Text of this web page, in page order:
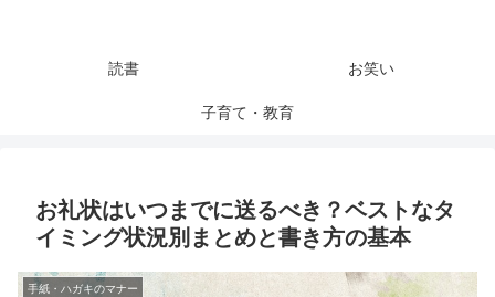
読書 お笑い
子育て・教育
お礼状はいつまでに送るべき？ベストなタ
イミング状況別まとめと書き方の基本
手紙・ハガキのマナー